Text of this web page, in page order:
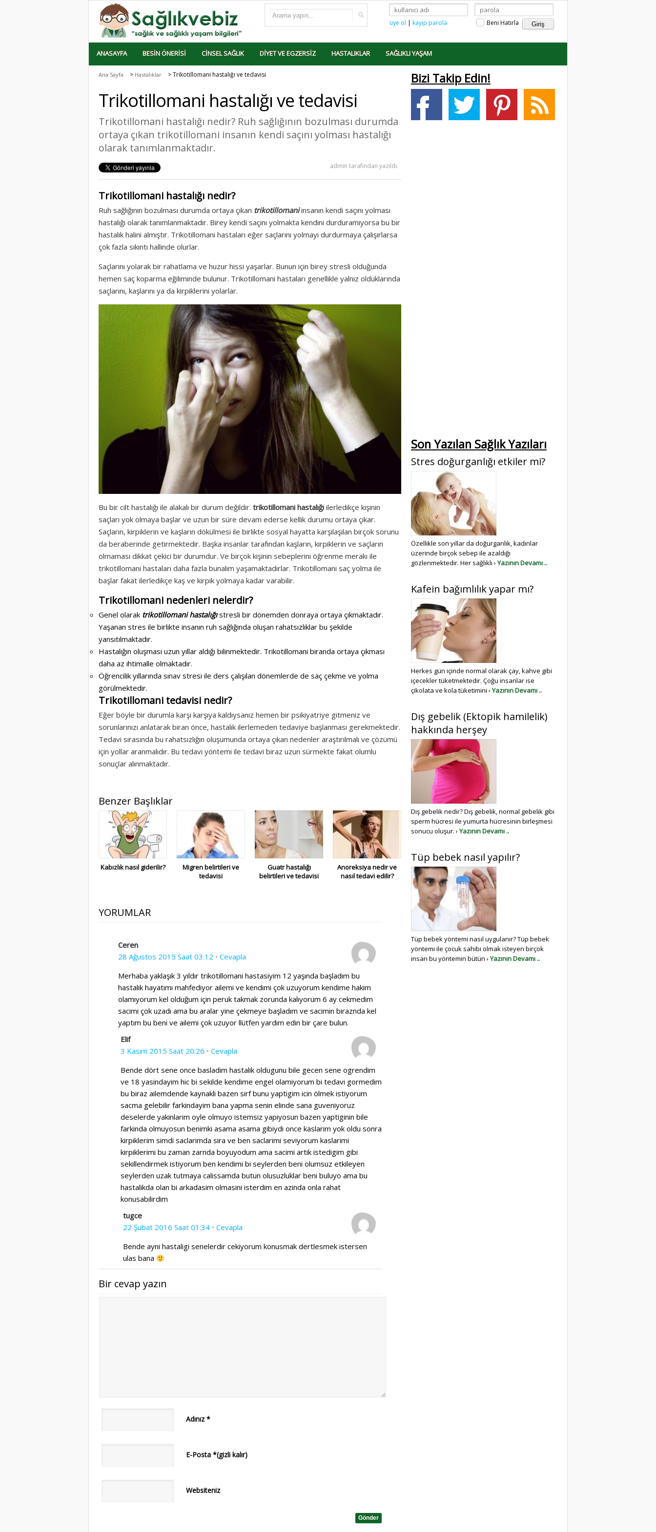
Beni Hatırla
üye ol | kayıp parola
ANASAYFA BESIN ÖNERISI CINSEL SAĞLIK DIYET VE EGZERSIZ HASTALIKLAR SAĞLIKLI YAŞAM
Ana Sayfa > Hastalıklar > Trikotillomani hastalığı ve tedavisi
Trikotillomani hastalığı ve tedavisi
Trikotillomani hastalığı nedir? Ruh sağlığının bozulması durumda
ortaya çıkan trikotillomani insanın kendi saçını yolması hastalığı
olarak tanımlanmaktadır.
admin tarafından yazıldı.
Trikotillomani hastalığı nedir?
Ruh sağlığının bozulması durumda ortaya çıkan trikotillomaniinsanın kendi saçını yolması
hastalığı olarak tanımlanmaktadır. Birey kendi saçını yolmakta kendini durduramıyorsa bu bir
hastalık halini almıştır. Trikotillomani hastaları eğer saçlarını yolmayı durdurmaya çalışırlarsa
çok fazla sıkıntı hallinde olurlar.
Saçlarını yolarak bir rahatlama ve huzur hissi yaşarlar. Bunun için birey stresli olduğunda
hemen saç koparma eğiliminde bulunur. Trikotillomani hastaları genellikle yalnız olduklarında
saçlarını, kaşlarını ya da kirpiklerini yolarlar.
Bu bir cilt hastalığı ile alakalı bir durum değildir. trikotillomani hastalığı ilerledikçe kişinin
saçları yok olmaya başlar ve uzun bir süre devam ederse kellik durumu ortaya çıkar.
Saçların, kirpiklerin ve kaşların dökülmesi ile birlikte sosyal hayatta karşılaşılan birçok sorunu
da beraberinde getirmektedir. Başka insanlar tarafından kaşların, kirpiklerin ve saçların
olmaması dikkat çekici bir durumdur. Ve birçok kişinin sebeplerini öğrenme merakı ile
trikotillomani hastaları daha fazla bunalım yaşamaktadırlar. Trikotillomani saç yolma ile
başlar fakat ilerledikçe kaş ve kirpik yolmaya kadar varabilir.
Trikotillomani nedenleri nelerdir?
Genel olarak trikotillomani hastalığıstresli bir dönemden donraya ortaya çıkmaktadır.
Yaşanan stres ile birlikte insanın ruh sağlığında oluşan rahatsızlıklar bu şekilde
yansıtılmaktadır.
Hastalığın oluşması uzun yıllar aldığı bilinmektedir. Trikotillomani biranda ortaya çıkması
daha az ihtimalle olmaktadır.
Öğrencilik yıllarında sınav stresi ile ders çalışılan dönemlerde de saç çekme ve yolma
görülmektedir.
Trikotillomani tedavisi nedir?
Eğer böyle bir durumla karşı karşıya kaldıysanız hemen bir psikiyatriye gitmeniz ve
sorunlarınızı anlatarak biran önce, hastalık ilerlemeden tedaviye başlanması gerekmektedir.
Tedavi sırasında bu rahatsızlığın oluşumunda ortaya çıkan nedenler araştırılmalı ve çözümü
için yollar aranmalıdır. Bu tedavi yöntemi ile tedavi biraz uzun sürmekte fakat olumlu
sonuçlar alınmaktadır.
Benzer Başlıklar
Kabızlık nasıl giderilir?
Migren belirtileri ve
tedavisi
Guatr hastalığı
belirtileri ve tedavisi
Anoreksiya nedir ve
nasıl tedavi edilir?
YORUMLAR
Ceren
28 Ağustos 2015 Saat 03:12 • Cevapla
Merhaba yaklaşık 3 yıldır trikotillomani hastasiyim 12 yaşında başladım bu
hastalık hayatımı mahfediyor ailemi ve kendimi çok uzuyorum kendime hakim
olamıyorum kel olduğum için peruk takmak zorunda kalıyorum 6 ay cekmedim
sacimi çok uzadı ama bu aralar yine çekmeye başladım ve sacimin biraznda kel
yaptım bu beni ve ailemi çok uzuyor llütfen yardım edin bir çare bulun.
Elif
3 Kasım 2015 Saat 20:26 • Cevapla
Bende dört sene once basladim hastalik oldugunu bile gecen sene ogrendim
ve 18 yasindayim hic bi sekilde kendime engel olamiyorum bi tedavi gormedim
bu biraz ailemdende kaynakli bazen sirf bunu yaptigim icin ölmek istiyorum
sacma gelebilir farkindayim bana yapma senin elinde sana guveniyoruz
deselerde yakinlarim oyle olmuyo istemsiz yapiyosun bazen yaptiginin bile
farkinda olmuyosun benimki asama asama gibiydi once kaslarim yok oldu sonra
kirpiklerim simdi saclarimda sira ve ben saclarimi seviyorum kaslarimi
kirpiklerimi bu zaman zarfinda boyuyodum ama sacimi artik istedigim gibi
sekillendirmek istiyorum ben kendimi bi seylerden beni olumsuz etkileyen
seylerden uzak tutmaya calissamda butun olusuzluklar beni buluyo ama bu
hastalikda olan bi arkadasim olmasini isterdim en azinda onla rahat
konusabilirdim
tugce
22 Şubat 2016 Saat 01:34 • Cevapla
Bende ayni hastaligi senelerdir cekiyorum konusmak dertlesmek istersen
ulas bana
Bir cevap yazın
Adınız*
E-Posta *(gizli kalır)
Websiteniz
Bizi Takip Edin!
Son Yazılan Sağlık Yazıları
Stres doğurganlığı etkiler mi?
Özellikle son yıllar da doğurganlık, kadınlar
üzerinde birçok sebep ile azaldığı
gözlenmektedir. Her sağlıklı ›Yazının Devamı ..
Kafein bağımlılık yapar mı?
Herkes gün içinde normal olarak çay, kahve gibi
içecekler tüketmektedir. Çoğu insanlar ise
çikolata ve kola tüketimini ›Yazının Devamı ..
Dış gebelik (Ektopik hamilelik)
hakkında herşey
Dış gebelik nedir? Dış gebelik, normal gebelik gibi
sperm hücresi ile yumurta hücresinin birleşmesi
sonucu oluşur. ›Yazının Devamı ..
Tüp bebek nasıl yapılır?
Tüp bebek yöntemi nasıl uygulanır? Tüp bebek
yöntemi ile çocuk sahibi olmak isteyen birçok
insan bu yöntemin bütün ›Yazının Devamı ..